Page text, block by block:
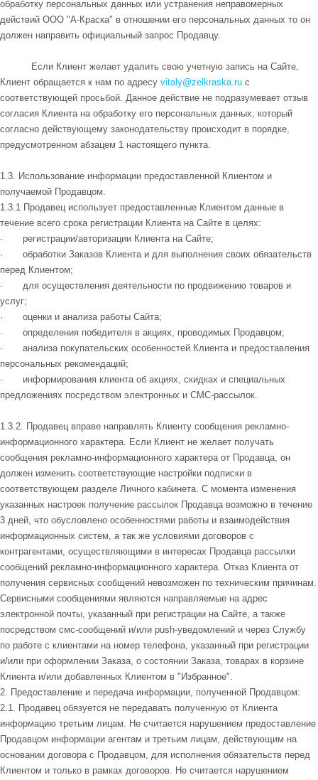
обработку персональных данных или устранения неправомерных
действий ООО "А-Краска" в отношении его персональных данных то он
должен направить официальный запрос Продавцу.
Если Клиент желает удалить свою учетную запись на Сайте,
Клиент обращается к нам по адресу vitaly@zelkraska.ru с
соответствующей просьбой. Данное действие не подразумевает отзыв
согласия Клиента на обработку его персональных данных, который
согласно действующему законодательству происходит в порядке,
предусмотренном абзацем 1 настоящего пункта.
1.3. Использование информации предоставленной Клиентом и
получаемой Продавцом.
1.3.1 Продавец использует предоставленные Клиентом данные в
течение всего срока регистрации Клиента на Сайте в целях:
· регистрации/авторизации Клиента на Сайте;
· обработки Заказов Клиента и для выполнения своих обязательств
перед Клиентом;
· для осуществления деятельности по продвижению товаров и
услуг;
· оценки и анализа работы Сайта;
· определения победителя в акциях, проводимых Продавцом;
· анализа покупательских особенностей Клиента и предоставления
персональных рекомендаций;
· информирования клиента об акциях, скидках и специальных
предложениях посредством электронных и СМС-рассылок.
1.3.2. Продавец вправе направлять Клиенту сообщения рекламно-
информационного характера. Если Клиент не желает получать
сообщения рекламно-информационного характера от Продавца, он
должен изменить соответствующие настройки подписки в
соответствующем разделе Личного кабинета. С момента изменения
указанных настроек получение рассылок Продавца возможно в течение
3 дней, что обусловлено особенностями работы и взаимодействия
информационных систем, а так же условиями договоров с
контрагентами, осуществляющими в интересах Продавца рассылки
сообщений рекламно-информационного характера. Отказ Клиента от
получения сервисных сообщений невозможен по техническим причинам.
Сервисными сообщениями являются направляемые на адрес
электронной почты, указанный при регистрации на Сайте, а также
посредством смс-сообщений и/или push-уведомлений и через Службу
по работе с клиентами на номер телефона, указанный при регистрации
и/или при оформлении Заказа, о состоянии Заказа, товарах в корзине
Клиента и/или добавленных Клиентом в "Избранное".
2. Предоставление и передача информации, полученной Продавцом:
2.1. Продавец обязуется не передавать полученную от Клиента
информацию третьим лицам. Не считается нарушением предоставление
Продавцом информации агентам и третьим лицам, действующим на
основании договора с Продавцом, для исполнения обязательств перед
Клиентом и только в рамках договоров. Не считается нарушением